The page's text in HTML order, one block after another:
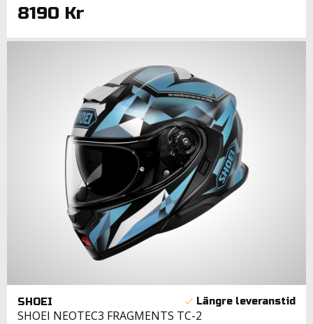
8190 Kr
SHOEI
SHOEI NEOTEC3 FRAGMENTS TC-2